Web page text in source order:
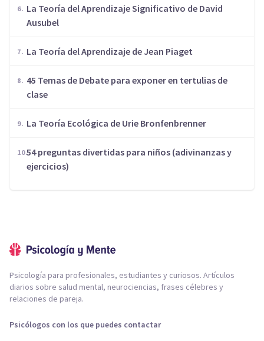
La Teoría del Aprendizaje Significativo de David
Ausubel
La Teoría del Aprendizaje de Jean Piaget
45 Temas de Debate para exponer en tertulias de
clase
La Teoría Ecológica de Urie Bronfenbrenner
54 preguntas divertidas para niños (adivinanzas y
ejercicios)
Psicología para profesionales, estudiantes y curiosos. Artículos
diarios sobre salud mental, neurociencias, frases célebres y
relaciones de pareja.
Psicólogos con los que puedes contactar